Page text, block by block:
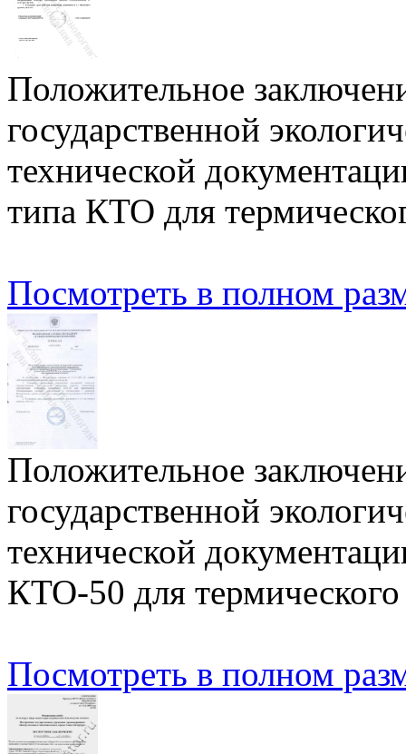
Положительное
государственной
технической
типа КТО для
Посмотреть в полном
Положительное
государственной
технической
КТО-50 для
Посмотреть в полном